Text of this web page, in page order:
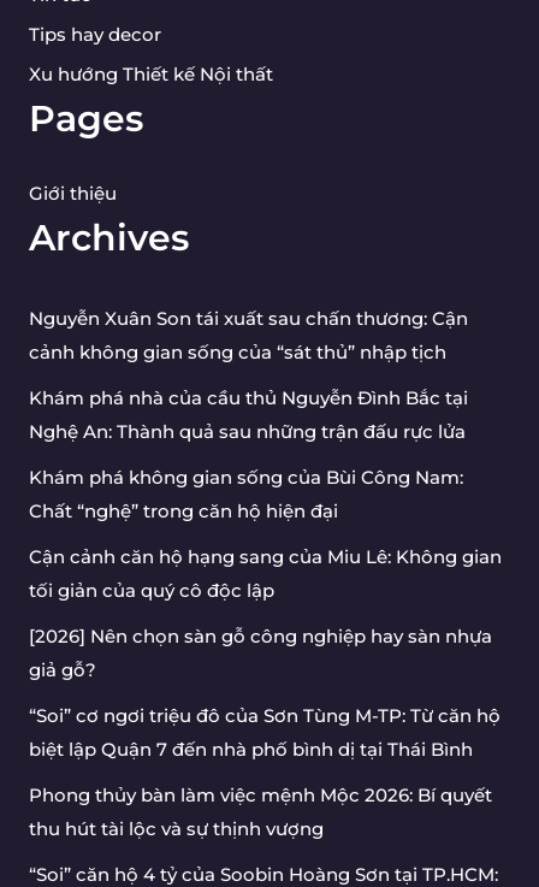
Tips hay decor
Xu hướng Thiết kế Nội thất
Pages
Giới thiệu
Archives
Nguyễn Xuân Son tái xuất sau chấn thương: Cận
cảnh không gian sống của “sát thủ” nhập tịch
Khám phá nhà của cầu thủ Nguyễn Đình Bắc tại
Nghệ An: Thành quả sau những trận đấu rực lửa
Khám phá không gian sống của Bùi Công Nam:
Chất “nghệ” trong căn hộ hiện đại
Cận cảnh căn hộ hạng sang của Miu Lê: Không gian
tối giản của quý cô độc lập
[2026] Nên chọn sàn gỗ công nghiệp hay sàn nhựa
giả gỗ?
“Soi” cơ ngơi triệu đô của Sơn Tùng M-TP: Từ căn hộ
biệt lập Quận 7 đến nhà phố bình dị tại Thái Bình
Phong thủy bàn làm việc mệnh Mộc 2026: Bí quyết
thu hút tài lộc và sự thịnh vượng
“Soi” căn hộ 4 tỷ của Soobin Hoàng Sơn tại TP.HCM: